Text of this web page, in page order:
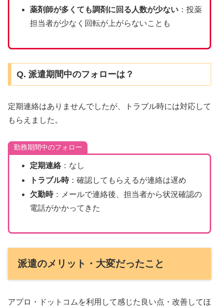
薬剤師が多くても調剤に回る人数が少ない：投薬
担当者が少なく回転が上がらないことも
Q. 派遣期間中のフォローは？
定期連絡はありませんでしたが、トラブル時には対応して
もらえました。
勤務期間中のフォロー
定期連絡：なし
トラブル時：確認してもらえるが連絡は遅め
欠勤時：メールで連絡後、担当者から状況確認の
電話がかかってきた
派遣のメリット・大変だったこと
アプロ・ドットコムを利用して感じた良い点・改善してほ